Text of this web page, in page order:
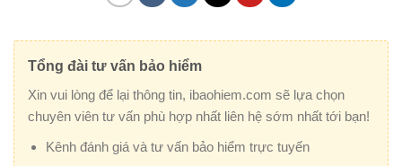
Tổng đài tư vấn bảo hiểm
Xin vui lòng để lại thông tin, ibaohiem.com sẽ lựa chọn
chuyên viên tư vấn phù hợp nhất liên hệ sớm nhất tới bạn!
Kênh đánh giá và tư vấn bảo hiểm trực tuyến